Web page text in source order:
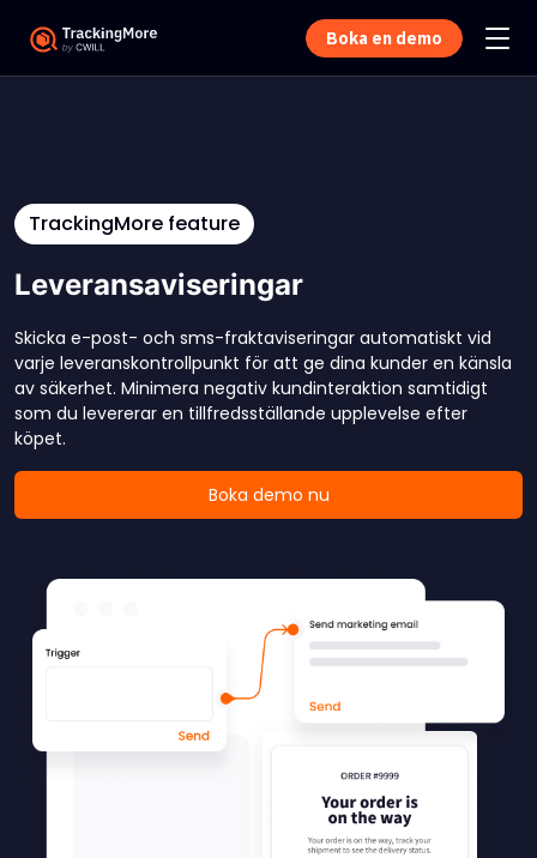
Boka en demo
TrackingMore feature
Leveransaviseringar
Skicka e-post- och sms-fraktaviseringar automatiskt vid
varje leveranskontrollpunkt för att ge dina kunder en känsla
av säkerhet. Minimera negativ kundinteraktion samtidigt
som du levererar en tillfredsställande upplevelse efter
köpet.
Boka demo nu